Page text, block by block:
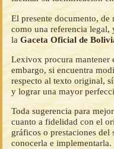
El presente documento,
como una referencia legal,
laGaceta Oficial de
Lexivox procura mantener
embargo, si encuentra
respecto al texto original,
y lograr una mayor
Toda sugerencia para
cuanto a fidelidad con el
gráficos o prestaciones del
conocerla e implementarla.